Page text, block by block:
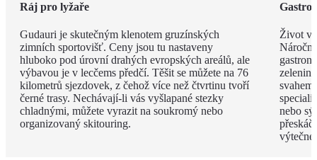
Ráj pro lyžaře
Gudauri je skutečným klenotem gruzínských
zimních sportovišť. Ceny jsou tu nastaveny
hluboko pod úrovní drahých evropských areálů, ale
výbavou je v lecčems předčí. Těšit se můžete na 76
kilometrů sjezdovek, z čehož více než čtvrtinu tvoří
černé trasy. Nechávají-li vás vyšlapané stezky
chladnými, můžete vyrazit na soukromý nebo
organizovaný skitouring.
Život v
nebo